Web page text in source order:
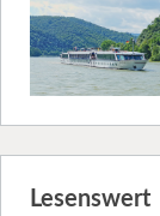
Lesenswert